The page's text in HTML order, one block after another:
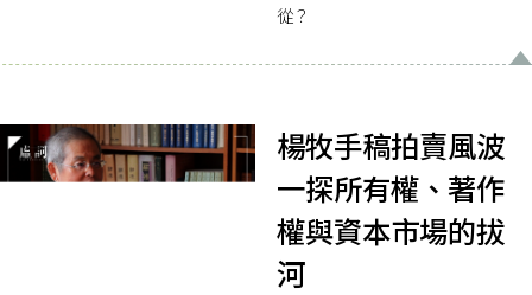
從？
楊牧手稿拍賣風波
一探所有權、著作
權與資本市場的拔
河